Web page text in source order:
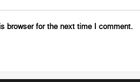
browser for the next time I comment.